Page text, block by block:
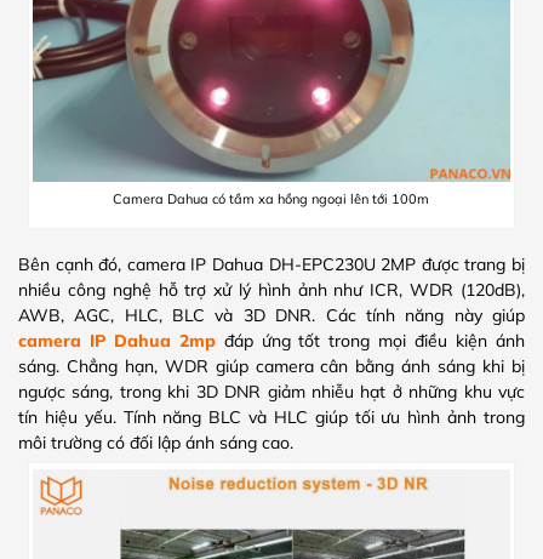
Camera Dahua có tầm xa hồng ngoại lên tới 100m
Bên cạnh đó, camera IP Dahua DH-EPC230U 2MP được trang bị
nhiều công nghệ hỗ trợ xử lý hình ảnh như ICR, WDR (120dB),
AWB, AGC, HLC, BLC và 3D DNR. Các tính năng này giúp
camera IP Dahua 2mpđáp ứng tốt trong mọi điều kiện ánh
sáng. Chẳng hạn, WDR giúp camera cân bằng ánh sáng khi bị
ngược sáng, trong khi 3D DNR giảm nhiễu hạt ở những khu vực
tín hiệu yếu. Tính năng BLC và HLC giúp tối ưu hình ảnh trong
môi trường có đối lập ánh sáng cao.